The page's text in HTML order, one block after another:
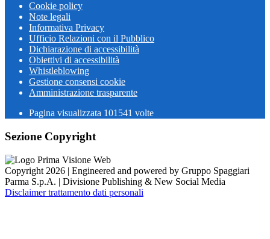
Cookie policy
Note legali
Informativa Privacy
Ufficio Relazioni con il Pubblico
Dichiarazione di accessibilità
Obiettivi di accessibilità
Whistleblowing
Gestione consensi cookie
Amministrazione trasparente
Pagina visualizzata 101541 volte
Sezione Copyright
Copyright 2026 | Engineered and powered by Gruppo Spaggiari
Parma S.p.A. | Divisione Publishing & New Social Media
Disclaimer trattamento dati personali